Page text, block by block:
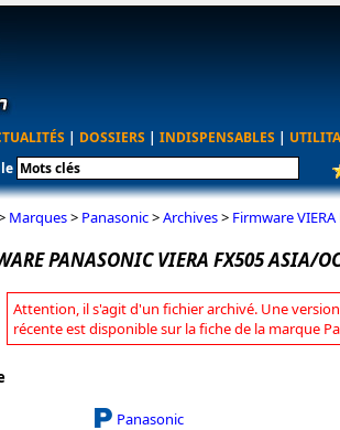
| DOSSIERS | INDISPENSABLES |
Marques> Panasonic>Archives> Firmware
PANASONIC VIERA FX505 ASIA/
Attention, il s'agit d'un fichier archivé. Une
récente est disponible sur la fiche de la marque
Panasonic